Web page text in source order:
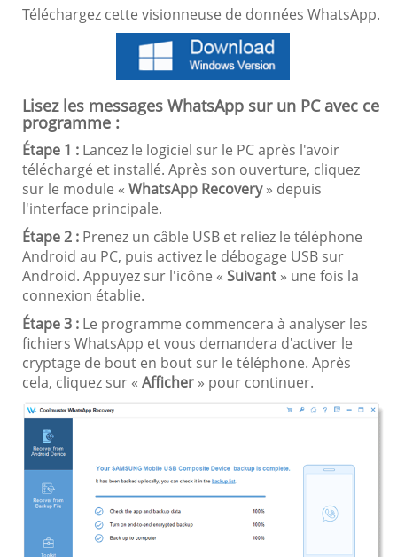
Téléchargez cette visionneuse de données WhatsApp.
Lisez les messages WhatsApp sur un PC avec ce
programme :
Étape 1 : Lancez le logiciel sur le PC après l'avoir
téléchargé et installé. Après son ouverture, cliquez
sur le module « WhatsApp Recovery» depuis
l'interface principale.
Étape 2 : Prenez un câble USB et reliez le téléphone
Android au PC, puis activez le débogage USB sur
Android. Appuyez sur l'icône « Suivant » une fois la
connexion établie.
Étape 3 : Le programme commencera à analyser les
fichiers WhatsApp et vous demandera d'activer le
cryptage de bout en bout sur le téléphone. Après
cela, cliquez sur « Afficher » pour continuer.